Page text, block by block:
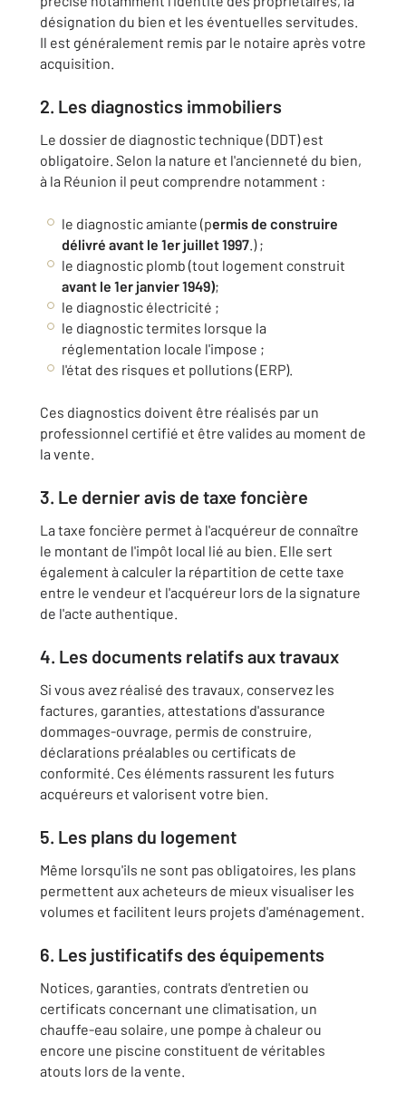
désignation du bien et les éventuelles servitudes.
Il est généralement remis par le notaire après votre
acquisition.
2. Les diagnostics immobiliers
Le dossier de diagnostic technique (DDT) est
obligatoire. Selon la nature et l'ancienneté du bien,
à la Réunion il peut comprendre notamment :
le diagnostic amiante (permis de construire
délivré avant le 1er juillet 1997.) ;
le diagnostic plomb (tout logement construit
avant le 1er janvier 1949);
le diagnostic électricité ;
le diagnostic termites lorsque la
réglementation locale l'impose ;
l'état des risques et pollutions (ERP).
Ces diagnostics doivent être réalisés par un
professionnel certifié et être valides au moment de
la vente.
3. Le dernier avis de taxe foncière
La taxe foncière permet à l'acquéreur de connaître
le montant de l'impôt local lié au bien. Elle sert
également à calculer la répartition de cette taxe
entre le vendeur et l'acquéreur lors de la signature
de l'acte authentique.
4. Les documents relatifs aux travaux
Si vous avez réalisé des travaux, conservez les
factures, garanties, attestations d'assurance
dommages-ouvrage, permis de construire,
déclarations préalables ou certificats de
conformité. Ces éléments rassurent les futurs
acquéreurs et valorisent votre bien.
5. Les plans du logement
Même lorsqu'ils ne sont pas obligatoires, les plans
permettent aux acheteurs de mieux visualiser les
volumes et facilitent leurs projets d'aménagement.
6. Les justificatifs des équipements
Notices, garanties, contrats d'entretien ou
certificats concernant une climatisation, un
chauffe-eau solaire, une pompe à chaleur ou
encore une piscine constituent de véritables
atouts lors de la vente.